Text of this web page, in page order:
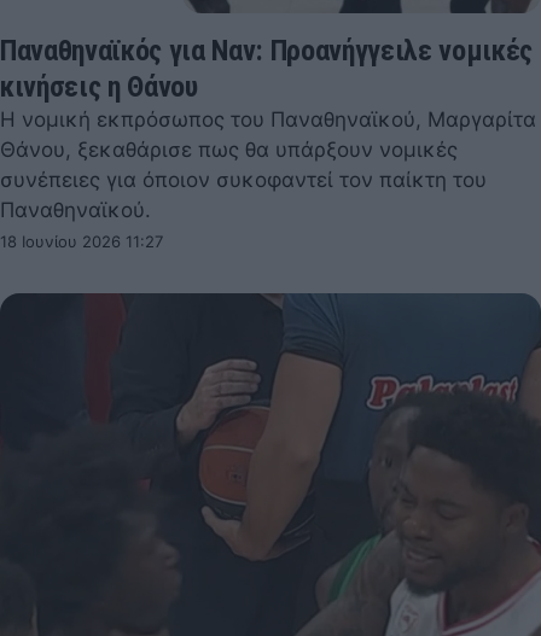
Παναθηναϊκός για Ναν: Προανήγγειλε νομικές
κινήσεις η Θάνου
Η νομική εκπρόσωπος του Παναθηναϊκού, Μαργαρίτα
Θάνου, ξεκαθάρισε πως θα υπάρξουν νομικές
συνέπειες για όποιον συκοφαντεί τον παίκτη του
Παναθηναϊκού.
18 Ιουνίου 2026 11:27